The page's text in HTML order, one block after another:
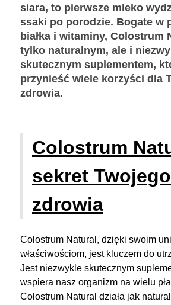
siara, to pierwsze mleko
ssaki po porodzie. Bogate w
białka i witaminy, Colostrum
tylko naturalnym, ale i
skutecznym suplementem,
przynieść wiele korzyści dla
zdrowia.
Colostrum
sekret Twojego
zdrowia
Colostrum Natural, dzięki swoim
właściwościom, jest kluczem do
Jest niezwykle skutecznym
wspiera nasz organizm na wielu
Colostrum Natural działa jak